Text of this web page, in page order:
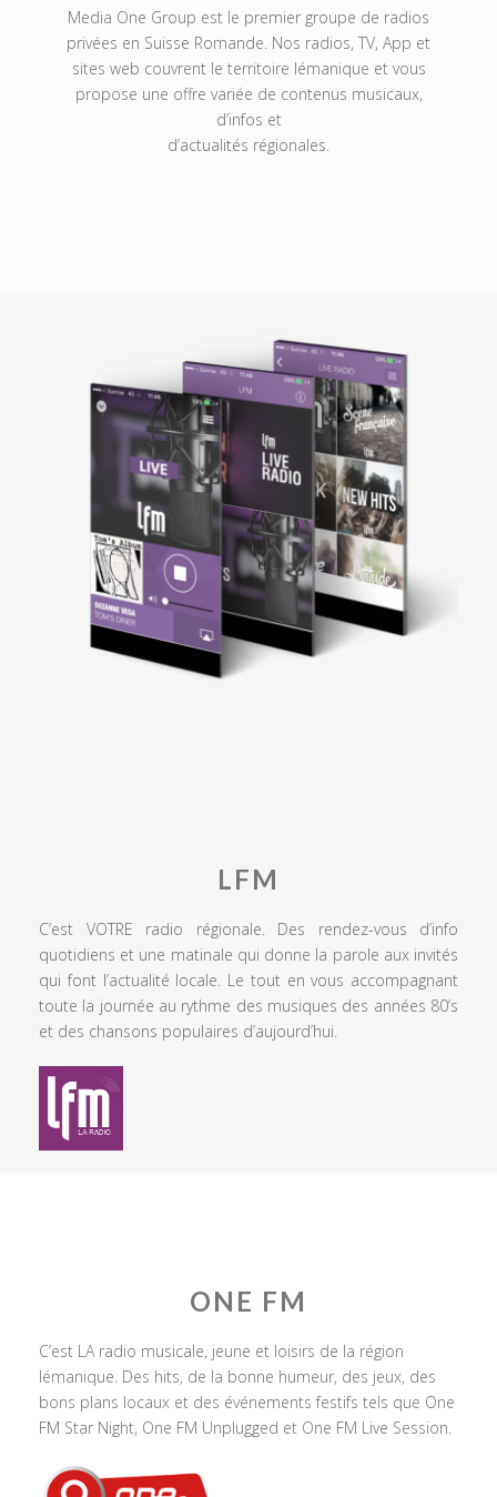
Media One Group est le premier groupe de radios
privées en Suisse Romande. Nos radios, TV, App et
sites web couvrent le territoire lémanique et vous
propose une offre variée de contenus musicaux,
d’infos et
d’actualités régionales.
LFM
C’est VOTRE radio régionale. Des rendez-vous d’info
quotidiens et une matinale qui donne la parole aux invités
qui font l’actualité locale. Le tout en vous accompagnant
toute la journée au rythme des musiques des années 80’s
et des chansons populaires d’aujourd’hui.
ONE FM
C’est LA radio musicale, jeune et loisirs de la région
lémanique. Des hits, de la bonne humeur, des jeux, des
bons plans locaux et des événements festifs tels que One
FM Star Night, One FM Unplugged et One FM Live Session.